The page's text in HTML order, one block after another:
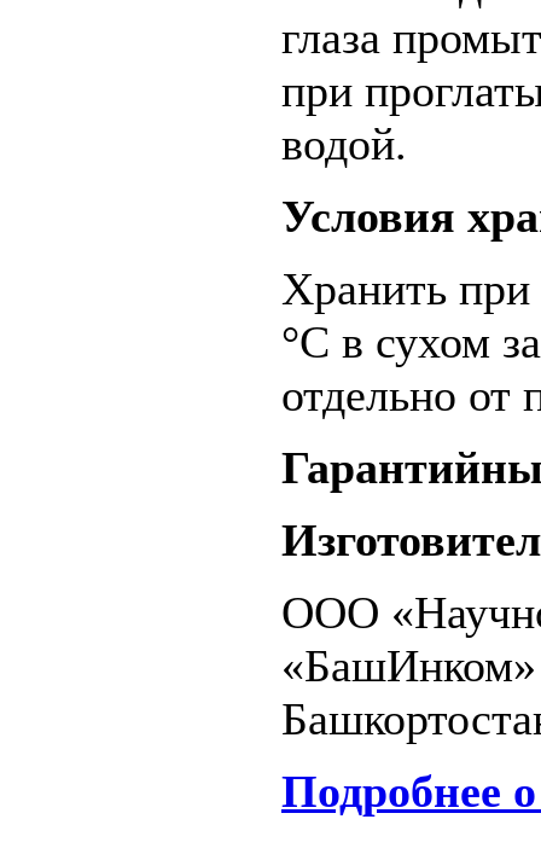
глаза
при
водой.
Условия
Хранить при
°С в сухом
отдельно от
ООО
«БашИнком»
Подробнее